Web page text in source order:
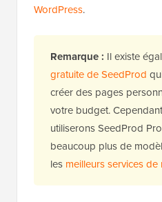
WordPress.
Remarque : Il existe
gratuite de SeedProd
créer des pages
votre budget.
utiliserons SeedProd
beaucoup plus de
les meilleurs services